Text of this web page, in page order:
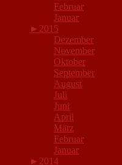
Februar
Januar
► 2015
Dezember
November
Oktober
September
August
Juli
Juni
April
März
Februar
Januar
► 2014